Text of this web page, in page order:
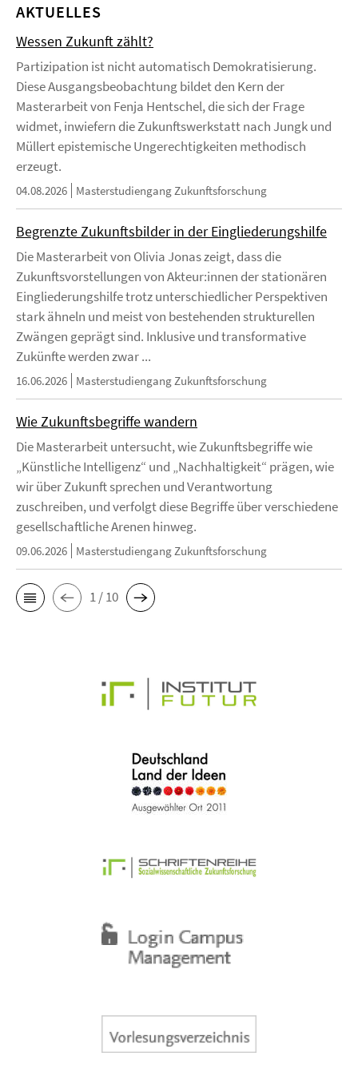
AKTUELLES
Wessen Zukunft zählt?
Partizipation ist nicht automatisch Demokratisierung.
Diese Ausgangsbeobachtung bildet den Kern der
Masterarbeit von Fenja Hentschel, die sich der Frage
widmet, inwiefern die Zukunftswerkstatt nach Jungk und
Müllert epistemische Ungerechtigkeiten methodisch
erzeugt.
04.08.2026 Masterstudiengang Zukunftsforschung
Begrenzte Zukunftsbilder in der Eingliederungshilfe
Die Masterarbeit von Olivia Jonas zeigt, dass die
Zukunftsvorstellungen von Akteur:innen der stationären
Eingliederungshilfe trotz unterschiedlicher Perspektiven
stark ähneln und meist von bestehenden strukturellen
Zwängen geprägt sind. Inklusive und transformative
Zukünfte werden zwar ...
16.06.2026 Masterstudiengang Zukunftsforschung
Wie Zukunftsbegriffe wandern
Die Masterarbeit untersucht, wie Zukunftsbegriffe wie
„Künstliche Intelligenz“ und „Nachhaltigkeit“ prägen, wie
wir über Zukunft sprechen und Verantwortung
zuschreiben, und verfolgt diese Begriffe über verschiedene
gesellschaftliche Arenen hinweg.
09.06.2026 Masterstudiengang Zukunftsforschung
1 / 10